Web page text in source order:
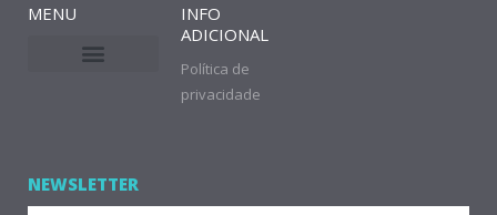
MENU
INFO
ADICIONAL
Política de
privacidade
NEWSLETTER